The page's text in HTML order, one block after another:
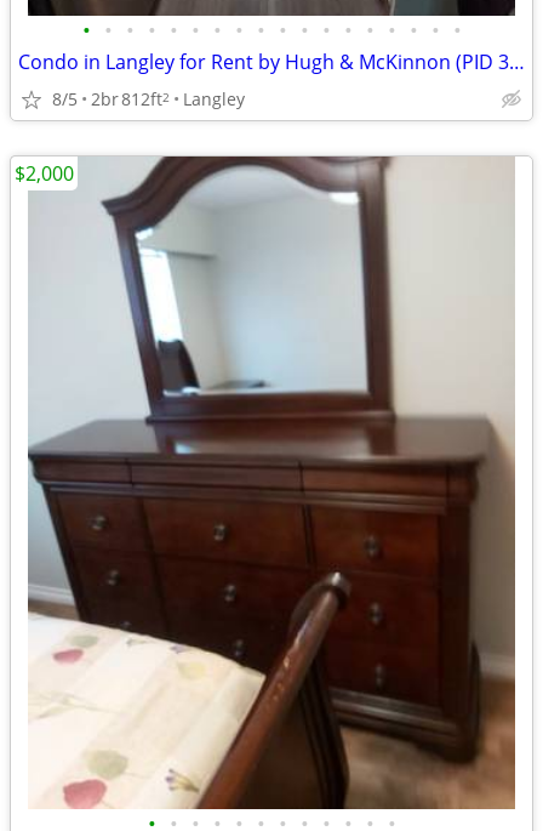
• • • • • • • • • • • • • • • • • •
Condo in Langley for Rent by Hugh & McKinnon (PID 3484)
8/5 2br812ft2 Langley
• • • • • • • • • • • •
$2,000